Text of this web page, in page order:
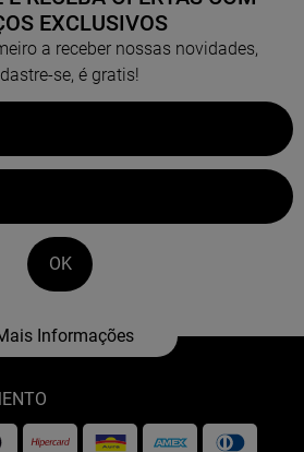
EXCLUSIVOS
a receber nossas novidades,
se, é gratis!
OK